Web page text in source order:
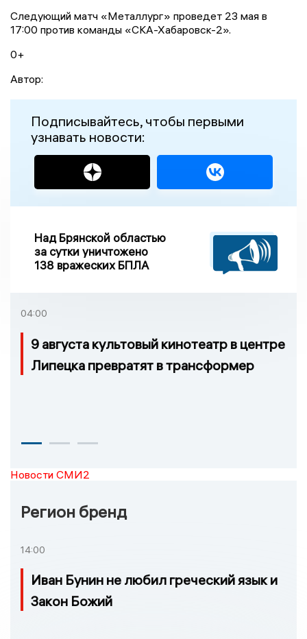
Следующий матч «Металлург» проведет 23 мая в
17:00 против команды «СКА-Хабаровск-2».
0+
Автор:
Подписывайтесь, чтобы первыми
узнавать новости:
Над Брянской областью
за сутки уничтожено
138 вражеских БПЛА
04:00
9 августа культовый кинотеатр в центре
Липецка превратят в трансформер
Новости СМИ2
Регион бренд
14:00
Иван Бунин не любил греческий язык и
Закон Божий